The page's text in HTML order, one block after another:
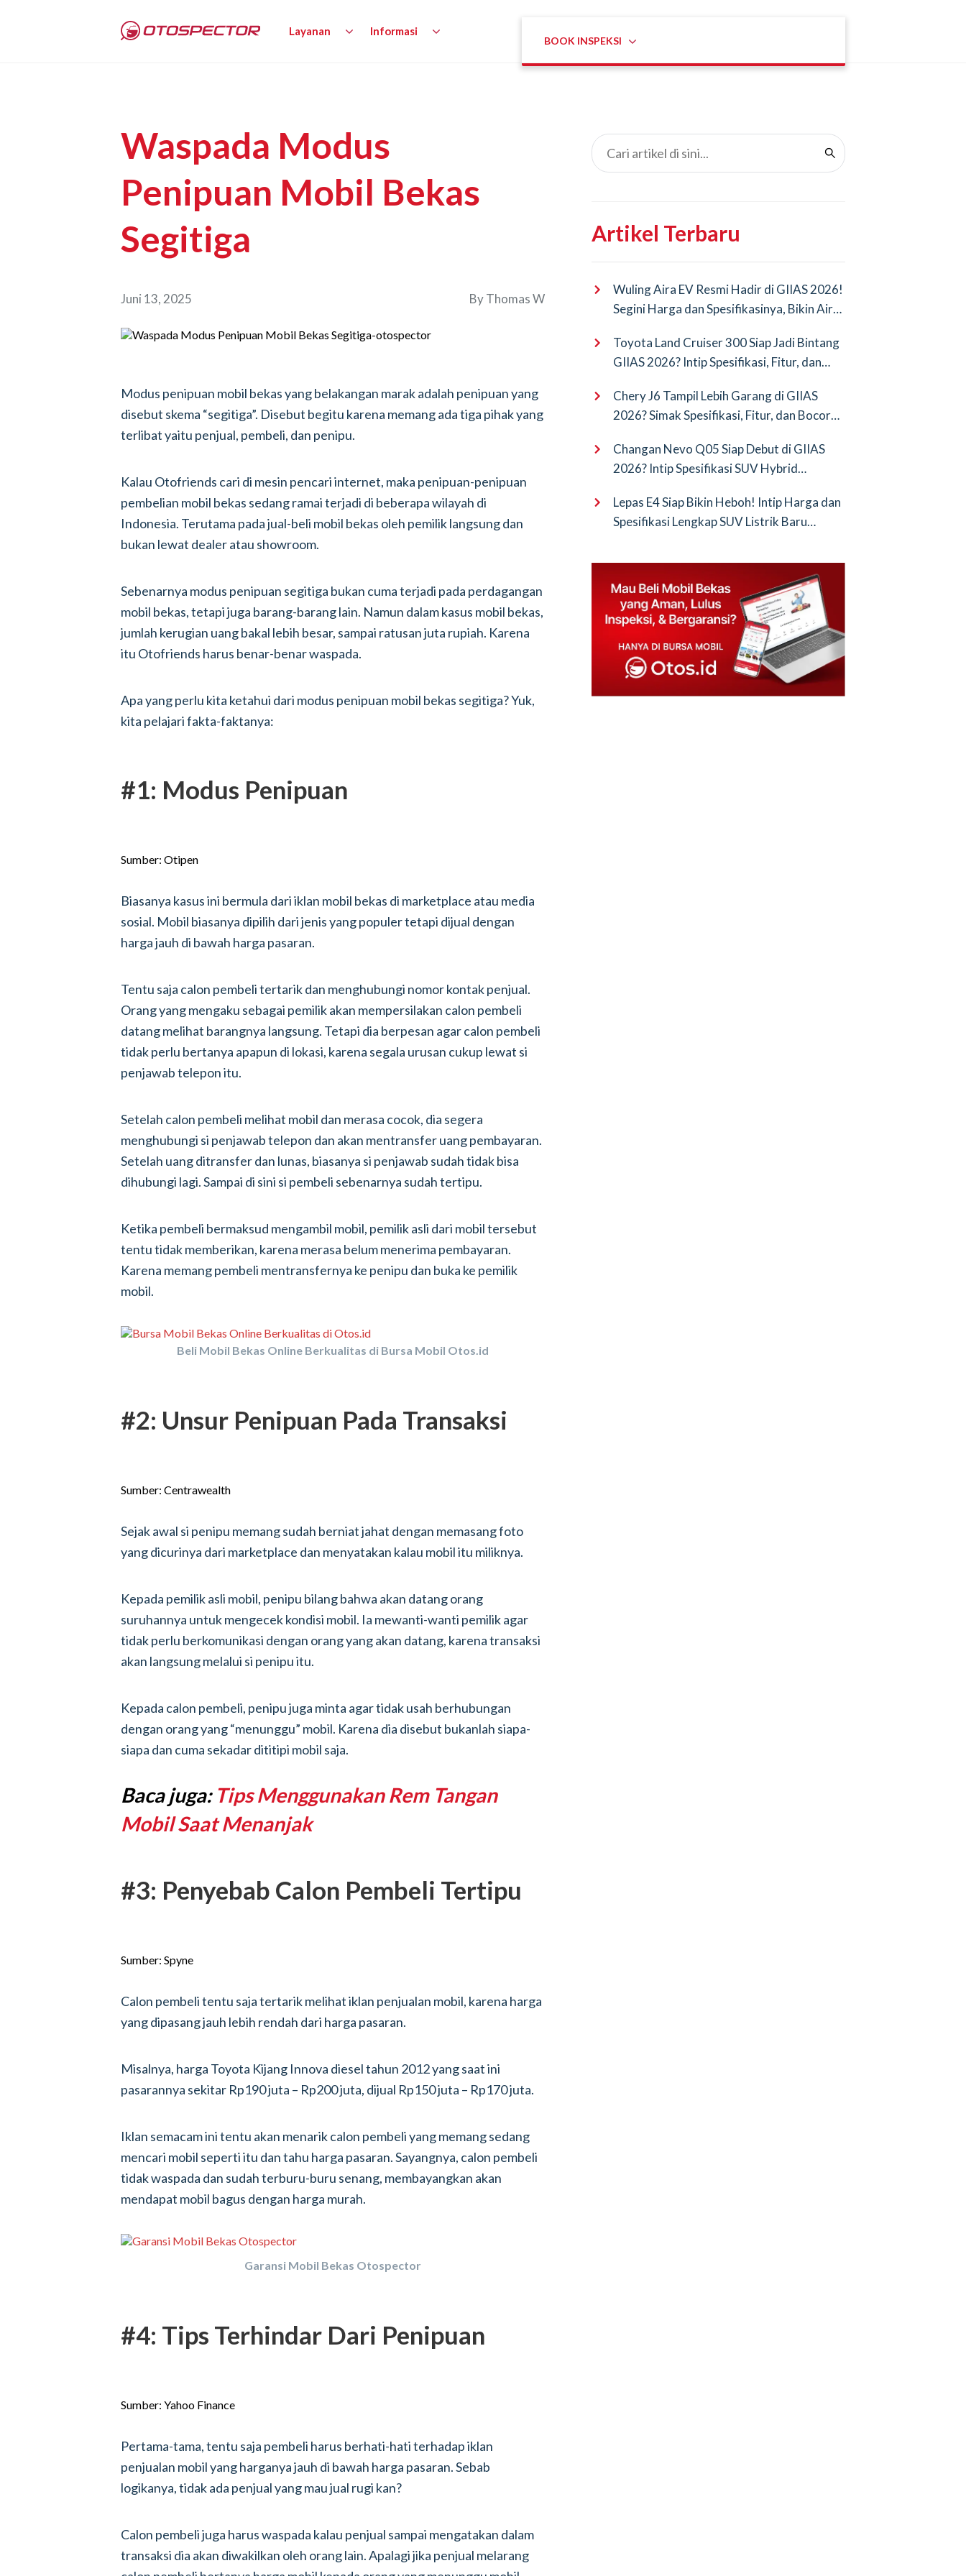
Layanan Informasi
Waspada Modus
Penipuan Mobil Bekas
Segitiga
Juni 13, 2025 ByThomas W
Modus penipuan mobil bekas yang belakangan marak adalah penipuan yang
disebut skema “segitiga”. Disebut begitu karena memang ada tiga pihak yang
terlibat yaitu penjual, pembeli, dan penipu.
Kalau Otofriends cari di mesin pencari internet, maka penipuan-penipuan
pembelian mobil bekas sedang ramai terjadi di beberapa wilayah di
Indonesia. Terutama pada jual-beli mobil bekas oleh pemilik langsung dan
bukan lewat dealer atau showroom.
Sebenarnya modus penipuan segitiga bukan cuma terjadi pada perdagangan
mobil bekas, tetapi juga barang-barang lain. Namun dalam kasus mobil bekas,
jumlah kerugian uang bakal lebih besar, sampai ratusan juta rupiah. Karena
itu Otofriends harus benar-benar waspada.
Apa yang perlu kita ketahui dari modus penipuan mobil bekas segitiga? Yuk,
kita pelajari fakta-faktanya:
#1: Modus Penipuan
Sumber: Otipen
Biasanya kasus ini bermula dari iklan mobil bekas di marketplace atau media
sosial. Mobil biasanya dipilih dari jenis yang populer tetapi dijual dengan
harga jauh di bawah harga pasaran.
Tentu saja calon pembeli tertarik dan menghubungi nomor kontak penjual.
Orang yang mengaku sebagai pemilik akan mempersilakan calon pembeli
datang melihat barangnya langsung. Tetapi dia berpesan agar calon pembeli
tidak perlu bertanya apapun di lokasi, karena segala urusan cukup lewat si
penjawab telepon itu.
Setelah calon pembeli melihat mobil dan merasa cocok, dia segera
menghubungi si penjawab telepon dan akan mentransfer uang pembayaran.
Setelah uang ditransfer dan lunas, biasanya si penjawab sudah tidak bisa
dihubungi lagi. Sampai di sini si pembeli sebenarnya sudah tertipu.
Ketika pembeli bermaksud mengambil mobil, pemilik asli dari mobil tersebut
tentu tidak memberikan, karena merasa belum menerima pembayaran.
Karena memang pembeli mentransfernya ke penipu dan buka ke pemilik
mobil.
Beli Mobil Bekas Online Berkualitas di Bursa Mobil Otos.id
#2: Unsur Penipuan Pada Transaksi
Sumber: Centrawealth
Sejak awal si penipu memang sudah berniat jahat dengan memasang foto
yang dicurinya dari marketplace dan menyatakan kalau mobil itu miliknya.
Kepada pemilik asli mobil, penipu bilang bahwa akan datang orang
suruhannya untuk mengecek kondisi mobil. Ia mewanti-wanti pemilik agar
tidak perlu berkomunikasi dengan orang yang akan datang, karena transaksi
akan langsung melalui si penipu itu.
Kepada calon pembeli, penipu juga minta agar tidak usah berhubungan
dengan orang yang “menunggu” mobil. Karena dia disebut bukanlah siapa-
siapa dan cuma sekadar dititipi mobil saja.
Baca juga: Tips Menggunakan Rem Tangan
Mobil Saat Menanjak
#3: Penyebab Calon Pembeli Tertipu
Sumber: Spyne
Calon pembeli tentu saja tertarik melihat iklan penjualan mobil, karena harga
yang dipasang jauh lebih rendah dari harga pasaran.
Misalnya, harga Toyota Kijang Innova diesel tahun 2012 yang saat ini
pasarannya sekitar Rp190 juta – Rp200 juta, dijual Rp150 juta – Rp170 juta.
Iklan semacam ini tentu akan menarik calon pembeli yang memang sedang
mencari mobil seperti itu dan tahu harga pasaran. Sayangnya, calon pembeli
tidak waspada dan sudah terburu-buru senang, membayangkan akan
mendapat mobil bagus dengan harga murah.
Garansi Mobil Bekas Otospector
#4: Tips Terhindar Dari Penipuan
Sumber: Yahoo Finance
Pertama-tama, tentu saja pembeli harus berhati-hati terhadap iklan
penjualan mobil yang harganya jauh di bawah harga pasaran. Sebab
logikanya, tidak ada penjual yang mau jual rugi kan?
Calon pembeli juga harus waspada kalau penjual sampai mengatakan dalam
transaksi dia akan diwakilkan oleh orang lain. Apalagi jika penjual melarang
Artikel Terbaru
Wuling Aira EV Resmi Hadir di GIIAS 2026!
Segini Harga dan Spesifikasinya, Bikin Air
Toyota Land Cruiser 300 Siap Jadi Bintang
GIIAS 2026? Intip Spesifikasi, Fitur, dan
Chery J6 Tampil Lebih Garang di GIIAS
2026? Simak Spesifikasi, Fitur, dan Bocoran
Changan Nevo Q05 Siap Debut di GIIAS
2026? Intip Spesifikasi SUV Hybrid
Lepas E4 Siap Bikin Heboh! Intip Harga dan
Spesifikasi Lengkap SUV Listrik Baru
BOOK INSPEKSI